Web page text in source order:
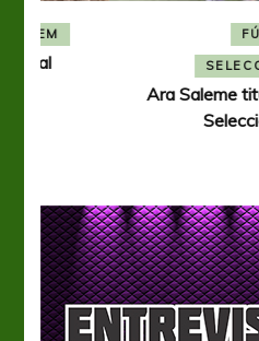
FÚTBOL
SELECCIÓN
Ara Saleme titular en
Selección